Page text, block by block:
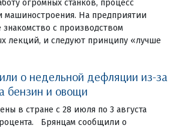
огромных станков, процесс
машиностроения. На предприятии
с производством
лекций, и следуют принципу «лучше
о недельной дефляции из-за
бензин и овощи
в стране с 28 июля по 3 августа
Брянцам сообщили о